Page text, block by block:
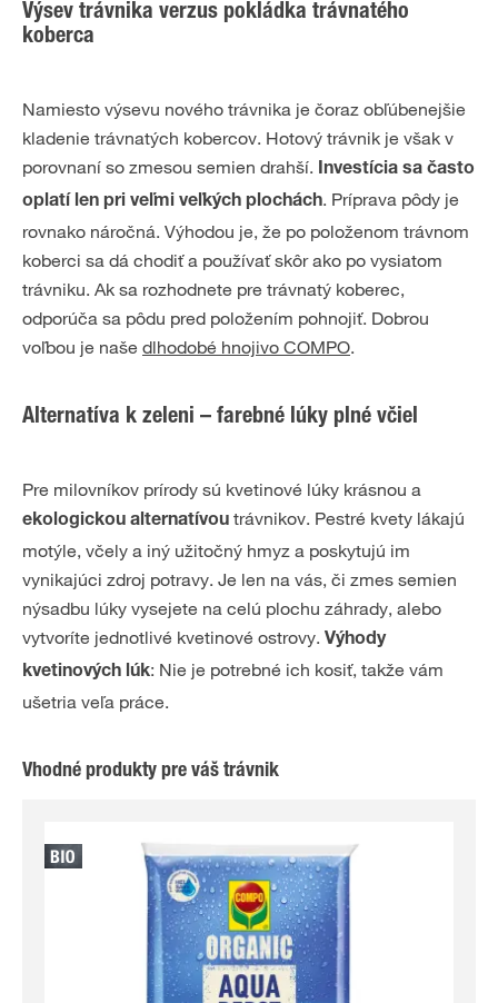
Výsev trávnika verzus pokládka trávnatého
koberca
Namiesto výsevu nového trávnika je čoraz obľúbenejšie
kladenie trávnatých kobercov. Hotový trávnik je však v
porovnaní so zmesou semien drahší. Investícia sa často
oplatí len pri veľmi veľkých plochách. Príprava pôdy je
rovnako náročná. Výhodou je, že po položenom trávnom
koberci sa dá chodiť a používať skôr ako po vysiatom
trávniku. Ak sa rozhodnete pre trávnatý koberec,
odporúča sa pôdu pred položením pohnojiť. Dobrou
voľbou je naše dlhodobé hnojivo COMPO.
Alternatíva k zeleni – farebné lúky plné včiel
Pre milovníkov prírody sú kvetinové lúky krásnou a
ekologickou alternatívou trávnikov. Pestré kvety lákajú
motýle, včely a iný užitočný hmyz a poskytujú im
vynikajúci zdroj potravy. Je len na vás, či zmes semien
nýsadbu lúky vysejete na celú plochu záhrady, alebo
vytvoríte jednotlivé kvetinové ostrovy. Výhody
kvetinových lúk: Nie je potrebné ich kosiť, takže vám
ušetria veľa práce.
Vhodné produkty pre váš trávnik